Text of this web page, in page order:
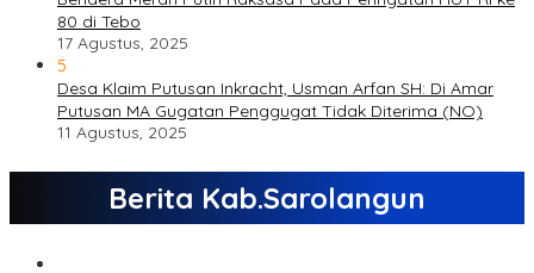
80 di Tebo
17 Agustus, 2025
5
Desa Klaim Putusan Inkracht, Usman Arfan SH: Di Amar
Putusan MA Gugatan Penggugat Tidak Diterima (NO)
11 Agustus, 2025
Berita Kab.Sarolangun